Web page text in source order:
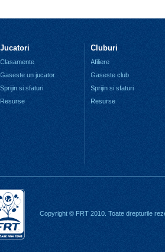
Jucatori
Clasamente
Gaseste un jucator
Sprijin si sfaturi
Resurse
Cluburi
Afiliere
Gaseste club
Sprijin si sfaturi
Resurse
Copyright © FRT 2010. Toate drepturile